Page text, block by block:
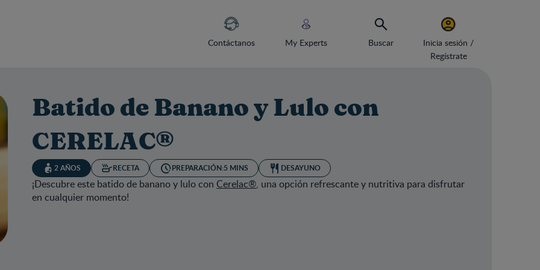
Contáctanos My Experts Buscar
Inicia sesión /
Regístrate
Batido de Banano y Lulo con
CERELAC®
2 AÑOS RECETA PREPARACIÓN:5 MINS DESAYUNO
¡Descubre este batido de banano y lulo con Cerelac®, una opción refrescante y nutritiva para disfrutar
en cualquier momento!